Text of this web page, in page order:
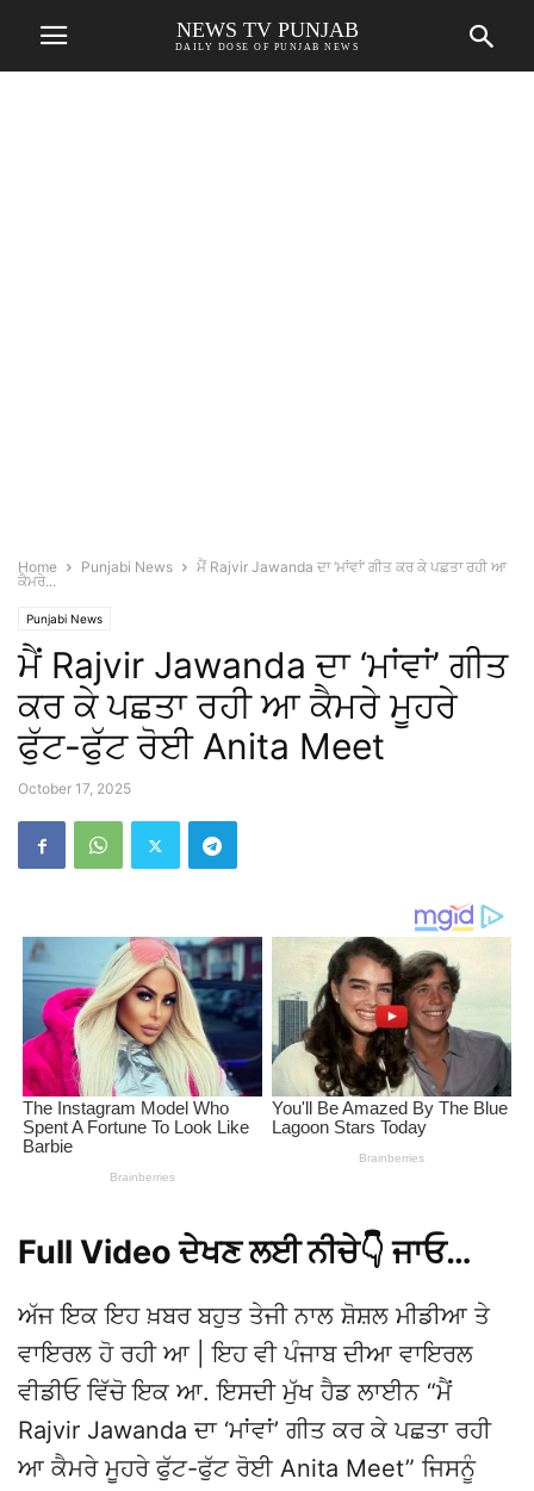
NEWS TV PUNJAB
DAILY DOSE OF PUNJAB NEWS
Home Punjabi News
ਮੈਂ Rajvir Jawanda ਦਾ ‘ਮਾਂਵਾਂ’ ਗੀਤ ਕਰ ਕੇ ਪਛਤਾ ਰਹੀ ਆ
ਕੈਮਰੇ...
Punjabi News
ਮੈਂ Rajvir Jawanda ਦਾ ‘ਮਾਂਵਾਂ’ ਗੀਤ
ਕਰ ਕੇ ਪਛਤਾ ਰਹੀ ਆ ਕੈਮਰੇ ਮੂਹਰੇ
ਫੁੱਟ-ਫੁੱਟ ਰੋਈ Anita Meet
October 17, 2025
Full Video ਦੇਖਣ ਲਈ ਨੀਚੇ👇 ਜਾਓ…
ਅੱਜ ਇਕ ਇਹ ਖ਼ਬਰ ਬਹੁਤ ਤੇਜੀ ਨਾਲ ਸ਼ੋਸ਼ਲ ਮੀਡੀਆ ਤੇ
ਵਾਇਰਲ ਹੋ ਰਹੀ ਆ | ਇਹ ਵੀ ਪੰਜਾਬ ਦੀਆ ਵਾਇਰਲ
ਵੀਡੀਓ ਵਿੱਚੋ ਇਕ ਆ. ਇਸਦੀ ਮੁੱਖ ਹੈਡ ਲਾਈਨ “ਮੈਂ
Rajvir Jawanda ਦਾ ‘ਮਾਂਵਾਂ’ ਗੀਤ ਕਰ ਕੇ ਪਛਤਾ ਰਹੀ
ਆ ਕੈਮਰੇ ਮੂਹਰੇ ਫੁੱਟ-ਫੁੱਟ ਰੋਈ Anita Meet” ਜਿਸਨੂੰ